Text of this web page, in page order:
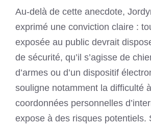
Au-delà de cette anecdote,
exprimé une conviction claire :
exposée au public devrait
de sécurité, qu’il s’agisse de
d’armes ou d’un dispositif
souligne notamment la difficulté
coordonnées personnelles
expose à des risques potentiels.